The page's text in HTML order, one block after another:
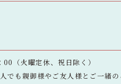
（火曜定休、祝日除く）
も親御様やご友人様とご一緒の